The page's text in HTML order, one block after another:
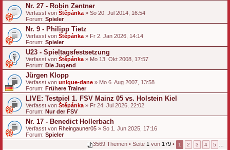
a
n
g
Nr. 27 - Robin Zentner
Verfasst von Štěpánka » So 20. Jul 2014, 16:54
Forum: Spieler
Nr. 9 - Philipp Tietz
Verfasst von Štěpánka » Fr 2. Jan 2026, 14:14
Forum: Spieler
U23 - Spieltagsfestsetzung
Verfasst von Štěpánka » Mo 13. Okt 2008, 17:57
Forum: Die Jugend
Jürgen Klopp
Verfasst von unique-dane » Mo 6. Aug 2007, 13:58
Forum: Frühere Trainer
LIVE: Testpiel 1. FSV Mainz 05 vs. Holstein Kiel
Verfasst von Štěpánka » Fr 24. Jul 2026, 22:02
Forum: Nur der FSV
Nr. 17 - Benedict Hollerbach
Verfasst von Rheingauner05 » So 1. Jun 2025, 17:16
Forum: Spieler
3569 Themen • Seite 1 von 179 • 1 2 3 4 5